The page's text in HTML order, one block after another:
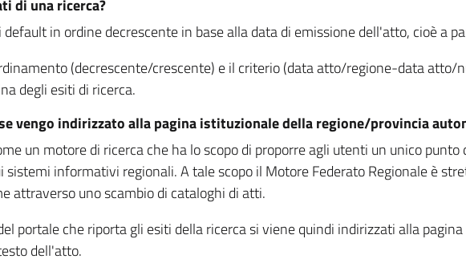
di una ricerca?
in ordine decrescente in base alla data di emissione dell'atto, cioè a
(decrescente/crescente) e il criterio (data atto/regione-data atto/
degli esiti di ricerca.
vengo indirizzato alla pagina istituzionale della regione/provincia
un motore di ricerca che ha lo scopo di proporre agli utenti un unico
informativi regionali. A tale scopo il Motore Federato Regionale è
attraverso uno scambio di cataloghi di atti.
portale che riporta gli esiti della ricerca si viene quindi indirizzati alla
dell'atto.